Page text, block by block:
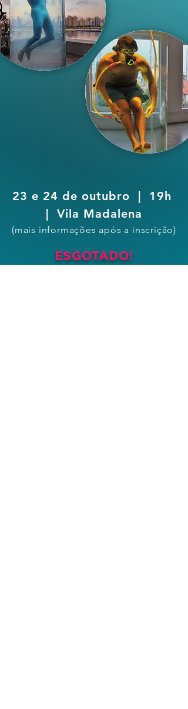
23 e 24 de outubro | 19h
| Vila Madalena
(mais informações após a inscrição)
ESGOTADO!